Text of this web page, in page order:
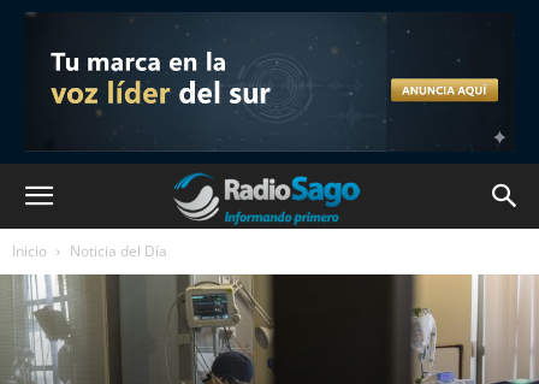
Inicio Noticia del Día